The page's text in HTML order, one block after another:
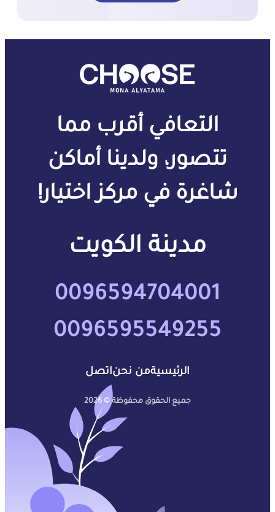
التعافي أقرب مما
تتصور، ولدينا أماكن
شاغرة في مركز اختيار!
مدينة الكويت
0096594704001
0096595549255
الرئيسيةمن نحناتصل
جميع الحقوق محفوظة © 2026